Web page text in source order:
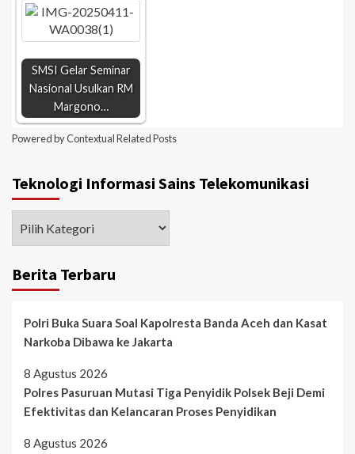
SMSI Gelar Seminar
Nasional Usulkan RM
Margono…
Powered byContextual Related Posts
Teknologi Informasi Sains Telekomunikasi
Berita Terbaru
Polri Buka Suara Soal Kapolresta Banda Aceh dan Kasat
Narkoba Dibawa ke Jakarta
8 Agustus 2026
Polres Pasuruan Mutasi Tiga Penyidik Polsek Beji Demi
Efektivitas dan Kelancaran Proses Penyidikan
8 Agustus 2026